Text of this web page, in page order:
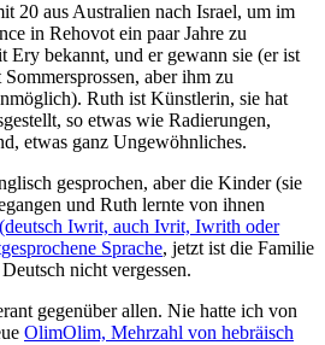
20 aus Australien nach Israel, um im
in Rehovot ein paar Jahre zu
Ery bekannt, und er gewann sie (er ist
aber ihm zu
Ruth ist Künstlerin, sie hat
so etwas wie Radierungen,
etwas ganz Ungewöhnliches.
gesprochen, aber die Kinder (sie
und Ruth lernte von ihnen
Iwrit, auch Ivrit, Iwrith oder
Sprache, jetzt ist die Familie
nicht vergessen.
gegenüber allen. Nie hatte ich von
OlimOlim, Mehrzahl von hebräisch